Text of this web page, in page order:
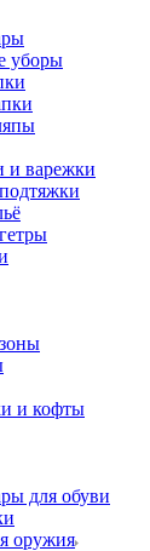
уборы
и варежки
и кофты
для обуви
оружия